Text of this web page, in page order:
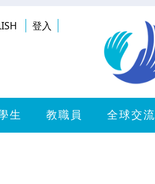
登入
生 教職員 全球交流